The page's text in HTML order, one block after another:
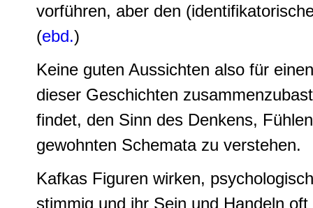
vorführen, aber den
(ebd.)
Keine guten Aussichten also für
dieser Geschichten
findet, den Sinn des Denkens,
gewohnten Schemata zu verstehen.
Kafkas Figuren wirken,
stimmig und ihr Sein und Handeln